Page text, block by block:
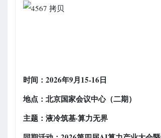
时间：2026年9月15-16日
地点：北京国家会议中心（二期）
主题：液冷筑基·算力无界